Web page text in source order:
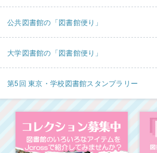
公共図書館の「図書館便り」
大学図書館の「図書館便り」
第5回 東京・学校図書館スタンプラリー
コレ